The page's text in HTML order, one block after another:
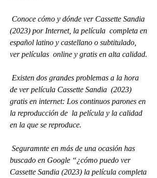
(2023) por Internet, la película  completa en
español latino y castellano o subtitulado,
ver películas  online y gratis en alta calidad.
de ver película Cassette Sandia  (2023)
gratis en internet: Los continuos parones en
la reproducción de  la película y la calidad
en la que se reproduce.
buscado en Google “¿cómo puedo ver
Cassette Sandia (2023) la película completa